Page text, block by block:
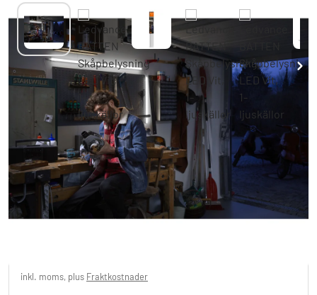
Ledvance BATTEN Skåpbelysning LED Vit,
1-ljuskällor
inkl. moms, plus Fraktkostnader